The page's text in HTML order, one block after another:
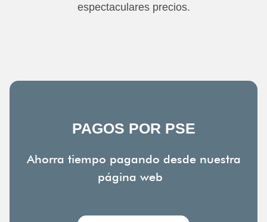
espectaculares precios.
PAGOS POR PSE
Ahorra tiempo pagando desde nuestra
página web